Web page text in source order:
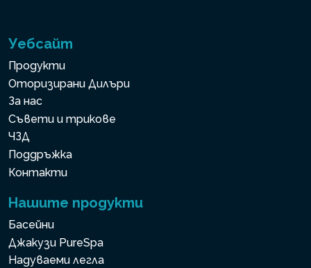
Уебсайт
Продукти
Оторизирани Дилъри
За нас
Съвети и трикове
ЧЗД
Поддръжка
Контакти
Нашите продукти
Басейни
Джакузи PureSpa
Надуваеми легла